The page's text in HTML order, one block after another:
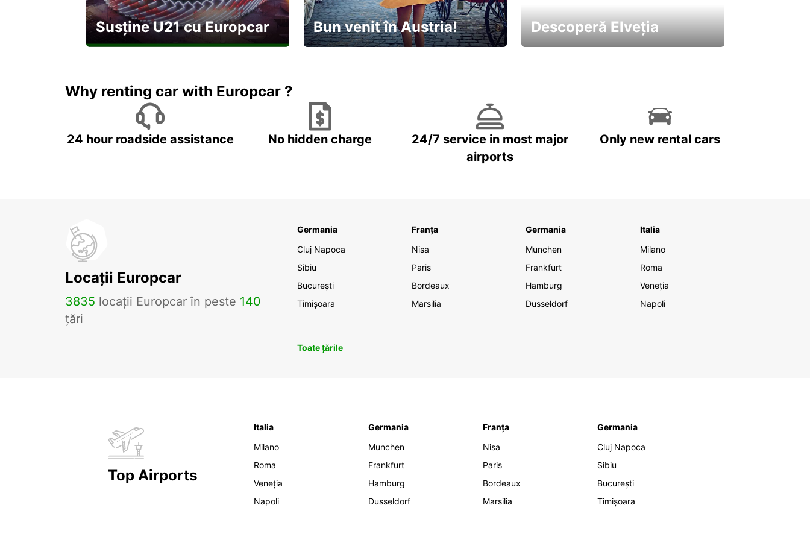
Susține U21 cu Europcar Bun venit în Austria! Descoperă Elveția
Why renting car with Europcar ?
24 hour roadside assistance No hidden charge
24/7 service in most major
airports
Only new rental cars
Locații Europcar
3835 locații Europcar în peste 140
țări
Germania
Cluj Napoca
Sibiu
București
Timișoara
Franța
Nisa
Paris
Bordeaux
Marsilia
Germania
Munchen
Frankfurt
Hamburg
Dusseldorf
Italia
Milano
Roma
Veneția
Napoli
Toate țările
Top Airports
Italia
Milano
Roma
Veneția
Napoli
Germania
Munchen
Frankfurt
Hamburg
Dusseldorf
Franța
Nisa
Paris
Bordeaux
Marsilia
Germania
Cluj Napoca
Sibiu
București
Timișoara